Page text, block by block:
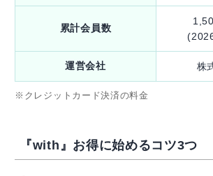
累計会員数
運営会社 株
※クレジットカード決済の料金
『with』お得に始めるコツ3つ